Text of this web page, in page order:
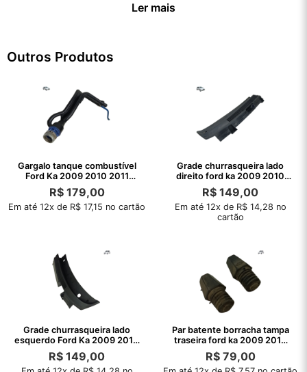
Ler mais
Outros Produtos
Gargalo tanque combustível
Ford Ka 2009 2010 2011
2012 2013
R$179,00
Em até 12x de R$ 17,15 no cartão
Grade churrasqueira lado
direito ford ka 2009 2010
2011 2012
R$ 149,00
Em até 12x de R$ 14,28 no
cartão
Grade churrasqueira lado
esquerdo Ford Ka 2009 2010
2011
R$ 149,00
Par batente borracha tampa
traseira ford ka 2009 2010
2011
R$79,00